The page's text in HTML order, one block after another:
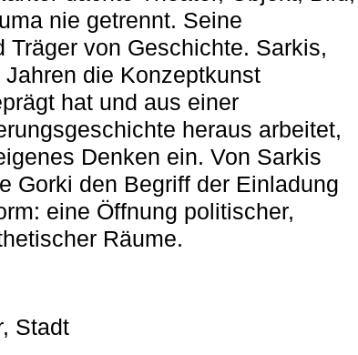
nie getrennt. Seine
Träger von Geschichte. Sarkis,
die Konzeptkunst
hat und aus einer
heraus arbeitet,
Denken ein. Von Sarkis
Gorki den Begriff der Einladung
eine Öffnung politischer,
Räume.
Stadt